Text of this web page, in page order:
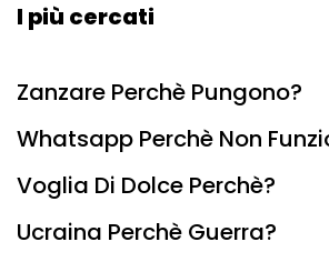
I più cercati
Zanzare Perchè Pungono?
Whatsapp Perchè Non
Voglia Di Dolce Perchè?
Ucraina Perchè Guerra?